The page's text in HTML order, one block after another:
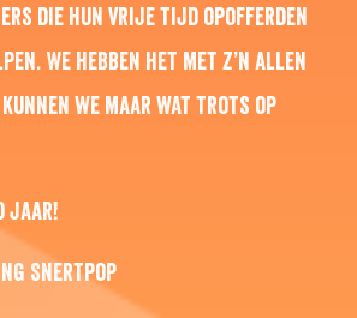
die hun vrije tijd opofferden
We hebben het met z’n allen
we maar wat trots op
jaar!
Snertpop